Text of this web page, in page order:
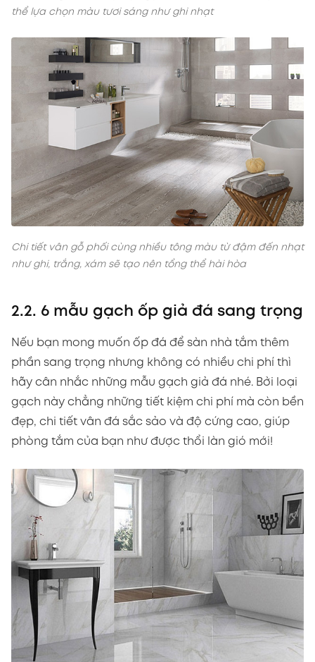
thể lựa chọn màu tươi sáng như ghi nhạt
Chi tiết vân gỗ phối cùng nhiều tông màu từ đậm đến nhạt
như ghi, trắng, xám sẽ tạo nên tổng thể hài hòa
2.2. 6 mẫu gạch ốp giả đá sang trọng
Nếu bạn mong muốn ốp đá để sàn nhà tắm thêm
phần sang trọng nhưng không có nhiều chi phí thì
hãy cân nhắc những mẫu gạch giả đá nhé. Bởi loại
gạch này chẳng những tiết kiệm chi phí mà còn bền
đẹp, chi tiết vân đá sắc sảo và độ cứng cao, giúp
phòng tắm của bạn như được thổi làn gió mới!